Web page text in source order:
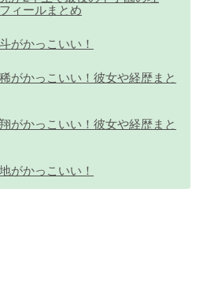
ィールまとめ
がかっこいい！
がかっこいい！彼女や経歴まと
がかっこいい！彼女や経歴まと
がかっこいい！